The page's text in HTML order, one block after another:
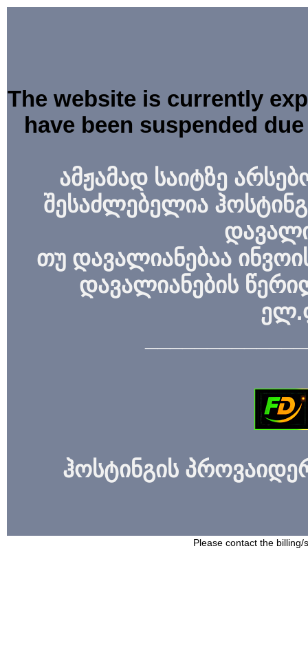
The website is currently
have been suspended
ამჟამად საიტზე
შესაძლებელია
თუ დავალიანებაა
დავალიანების
ჰოსტინგის
Please contact the